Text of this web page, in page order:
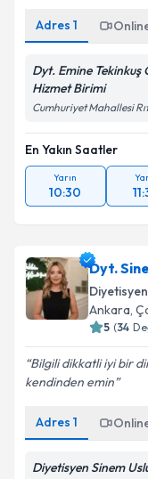
Adres 1
Dyt. Emine Tekinkuş
Hizmet Birimi
Cumhuriyet Mahallesi
En Yakın Saatler
Yarın
10:30
Dyt.
Diyetisyen
Ankara,
5 (34
Bilgili dikkatli iyi bir
kendinden emin
Adres 1
Diyetisyen Sinem